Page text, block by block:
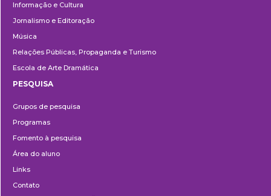
Informação e Cultura
Jornalismo e Editoração
Música
Relações Públicas, Propaganda e Turismo
Escola de Arte Dramática
PESQUISA
Grupos de pesquisa
Programas
Fomento à pesquisa
Área do aluno
Links
Contato